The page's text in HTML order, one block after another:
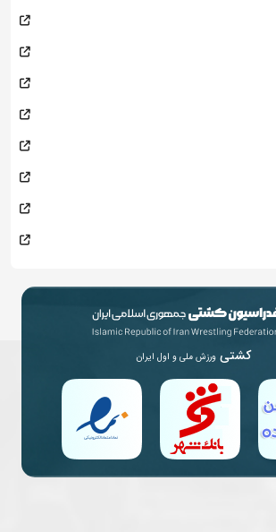
کشتی ورزش ملی و اول ایران